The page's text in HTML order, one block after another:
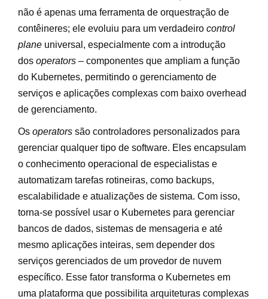
não é apenas uma ferramenta de orquestração de
contêineres; ele evoluiu para um verdadeiro control
plane universal, especialmente com a introdução
dos operators – componentes que ampliam a função
do Kubernetes, permitindo o gerenciamento de
serviços e aplicações complexas com baixo overhead
de gerenciamento.
Os operators são controladores personalizados para
gerenciar qualquer tipo de software. Eles encapsulam
o conhecimento operacional de especialistas e
automatizam tarefas rotineiras, como backups,
escalabilidade e atualizações de sistema. Com isso,
torna-se possível usar o Kubernetes para gerenciar
bancos de dados, sistemas de mensageria e até
mesmo aplicações inteiras, sem depender dos
serviços gerenciados de um provedor de nuvem
específico. Esse fator transforma o Kubernetes em
uma plataforma que possibilita arquiteturas complexas